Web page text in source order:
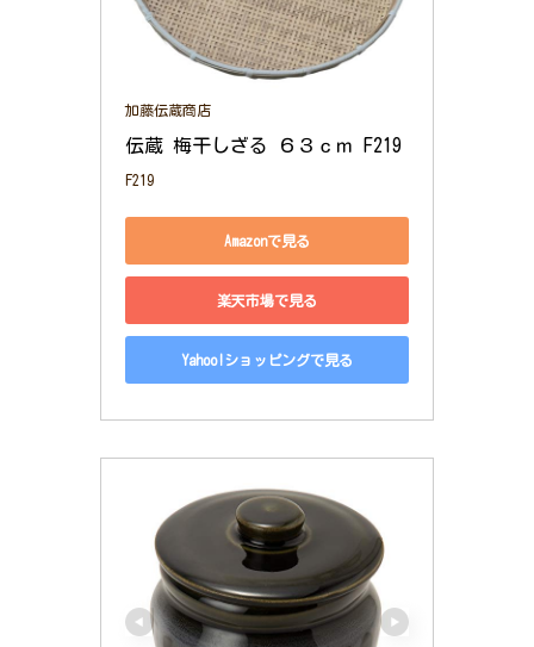
加藤伝蔵商店
伝蔵 梅干しざる ６３ｃｍ F219
F219
Amazonで見る
楽天市場で見る
Yahoo!ショッピングで見る